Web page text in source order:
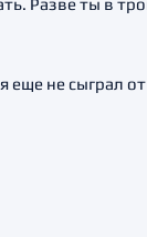
Разве ты в
еще не сыграл от